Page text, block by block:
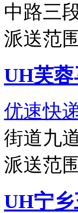
中路三
派送范
UH芙
优速快
街道九
派送范
UH宁乡